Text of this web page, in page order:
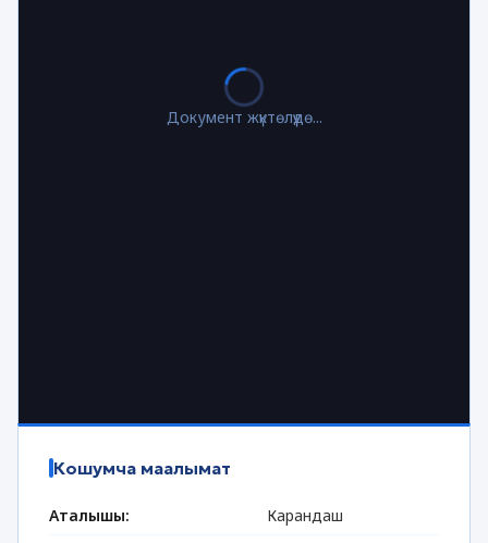
Документ жүктөлүүдө...
Кошумча маалымат
Аталышы:
Карандаш